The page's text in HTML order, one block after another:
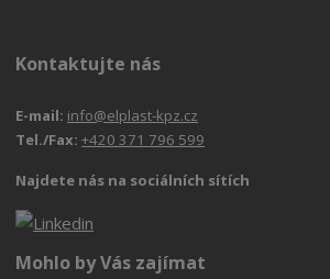
Kontaktujte nás
E-mail: info@elplast-kpz.cz
Tel./Fax:+420 371 796 599
Najdete nás na sociálních sítích
Mohlo by Vás zajímat